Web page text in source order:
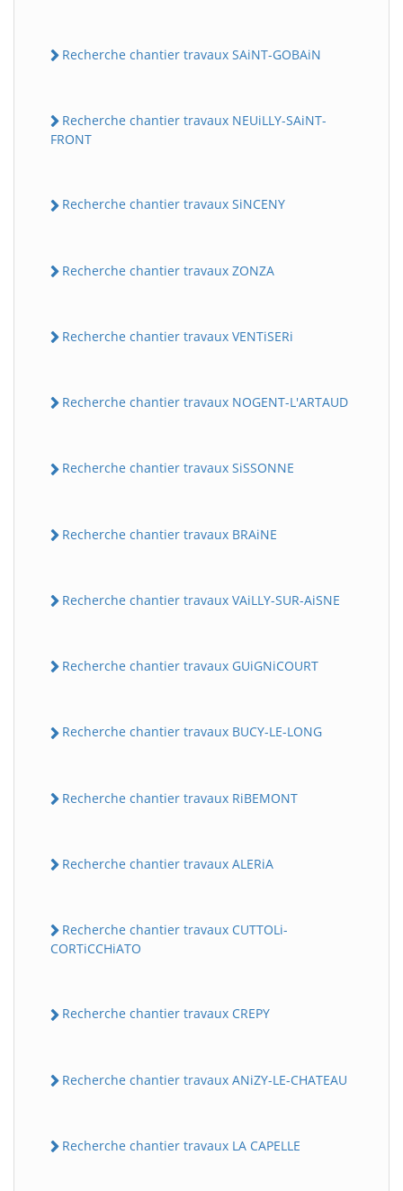
Recherche chantier travaux SAiNT-GOBAiN
Recherche chantier travaux NEUiLLY-SAiNT-
FRONT
Recherche chantier travaux SiNCENY
Recherche chantier travaux ZONZA
Recherche chantier travaux VENTiSERi
Recherche chantier travaux NOGENT-L'ARTAUD
Recherche chantier travaux SiSSONNE
Recherche chantier travaux BRAiNE
Recherche chantier travaux VAiLLY-SUR-AiSNE
Recherche chantier travaux GUiGNiCOURT
Recherche chantier travaux BUCY-LE-LONG
Recherche chantier travaux RiBEMONT
Recherche chantier travaux ALERiA
Recherche chantier travaux CUTTOLi-
CORTiCCHiATO
Recherche chantier travaux CREPY
Recherche chantier travaux ANiZY-LE-CHATEAU
Recherche chantier travaux LA CAPELLE